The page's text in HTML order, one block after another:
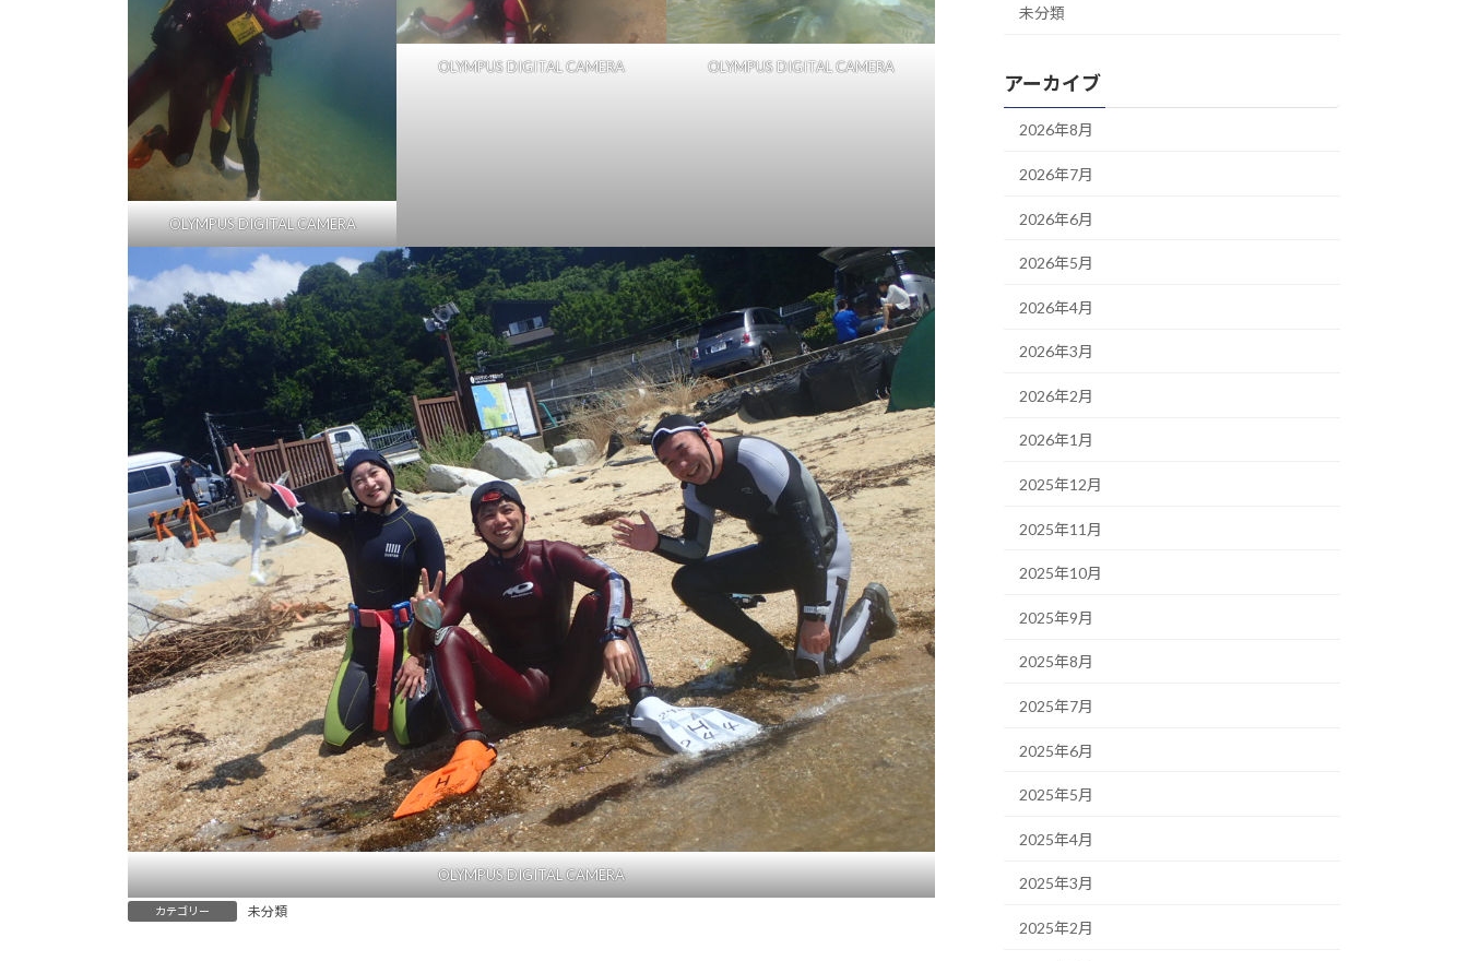
OLYMPUS DIGITAL CAMERA
OLYMPUS DIGITAL CAMERA OLYMPUS DIGITAL CAMERA
OLYMPUS DIGITAL CAMERA
カテゴリー 未分類
未分類
アーカイブ
2026年8月
2026年7月
2026年6月
2026年5月
2026年4月
2026年3月
2026年2月
2026年1月
2025年12月
2025年11月
2025年10月
2025年9月
2025年8月
2025年7月
2025年6月
2025年5月
2025年4月
2025年3月
2025年2月